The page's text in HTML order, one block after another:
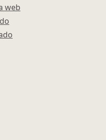
web